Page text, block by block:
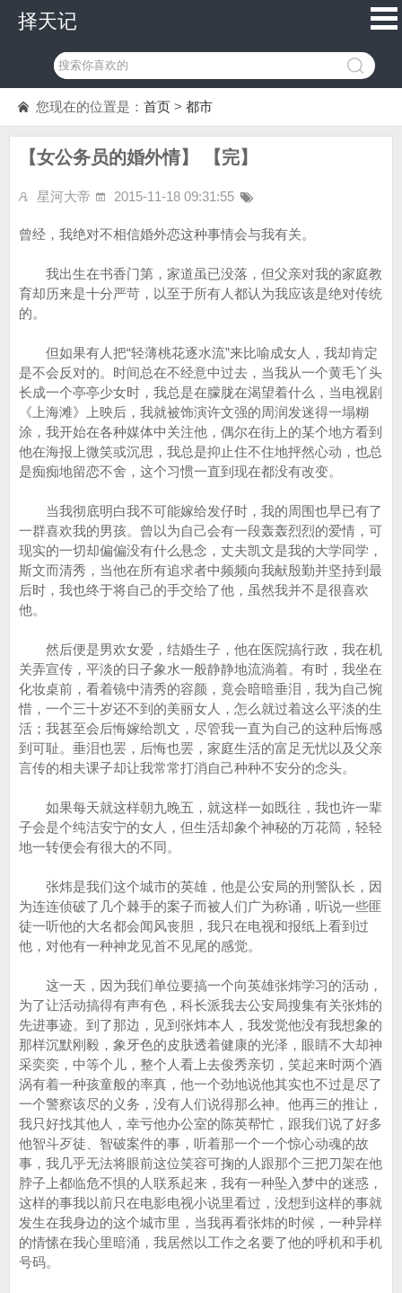
择天记
您现在的位置是： 首页 > 都市
【女公务员的婚外情】 【完】
星河大帝 2015-11-18 09:31:55
曾经，我绝对不相信婚外恋这种事情会与我有关。
我出生在书香门第，家道虽已没落，但父亲对我的家庭教
育却历来是十分严苛，以至于所有人都认为我应该是绝对传统
的。
但如果有人把“轻薄桃花逐水流”来比喻成女人，我却肯定
是不会反对的。时间总在不经意中过去，当我从一个黄毛丫头
长成一个亭亭少女时，我总是在朦胧在渴望着什么，当电视剧
《上海滩》上映后，我就被饰演许文强的周润发迷得一塌糊
涂，我开始在各种媒体中关注他，偶尔在街上的某个地方看到
他在海报上微笑或沉思，我总是抑止住不住地抨然心动，也总
是痴痴地留恋不舍，这个习惯一直到现在都没有改变。
当我彻底明白我不可能嫁给发仔时，我的周围也早已有了
一群喜欢我的男孩。曾以为自己会有一段轰轰烈烈的爱情，可
现实的一切却偏偏没有什么悬念，丈夫凯文是我的大学同学，
斯文而清秀，当他在所有追求者中频频向我献殷勤并坚持到最
后时，我也终于将自己的手交给了他，虽然我并不是很喜欢
他。
然后便是男欢女爱，结婚生子，他在医院搞行政，我在机
关弄宣传，平淡的日子象水一般静静地流淌着。有时，我坐在
化妆桌前，看着镜中清秀的容颜，竟会暗暗垂泪，我为自己惋
惜，一个三十岁还不到的美丽女人，怎么就过着这么平淡的生
活；我甚至会后悔嫁给凯文，尽管我一直为自己的这种后悔感
到可耻。垂泪也罢，后悔也罢，家庭生活的富足无忧以及父亲
言传的相夫课子却让我常常打消自己种种不安分的念头。
如果每天就这样朝九晚五，就这样一如既往，我也许一辈
子会是个纯洁安宁的女人，但生活却象个神秘的万花筒，轻轻
地一转便会有很大的不同。
张炜是我们这个城市的英雄，他是公安局的刑警队长，因
为连连侦破了几个棘手的案子而被人们广为称诵，听说一些匪
徒一听他的大名都会闻风丧胆，我只在电视和报纸上看到过
他，对他有一种神龙见首不见尾的感觉。
这一天，因为我们单位要搞一个向英雄张炜学习的活动，
为了让活动搞得有声有色，科长派我去公安局搜集有关张炜的
先进事迹。到了那边，见到张炜本人，我发觉他没有我想象的
那样沉默刚毅，象牙色的皮肤透着健康的光泽，眼睛不大却神
采奕奕，中等个儿，整个人看上去俊秀亲切，笑起来时两个酒
涡有着一种孩童般的率真，他一个劲地说他其实也不过是尽了
一个警察该尽的义务，没有人们说得那么神。他再三的推让，
我只好找其他人，幸亏他办公室的陈英帮忙，跟我们说了好多
他智斗歹徒、智破案件的事，听着那一个一个惊心动魂的故
事，我几乎无法将眼前这位笑容可掬的人跟那个三把刀架在他
脖子上都临危不惧的人联系起来，我有一种坠入梦中的迷惑，
这样的事我以前只在电影电视小说里看过，没想到这样的事就
发生在我身边的这个城市里，当我再看张炜的时候，一种异样
的情愫在我心里暗涌，我居然以工作之名要了他的呼机和手机
号码。